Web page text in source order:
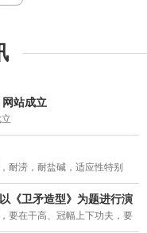
站成立
耐涝，耐盐碱，适应性特别
北的局限，结束了我国寒冷地
四季无常青的空白。
《卫矛造型》为题进行演
要在干高、冠幅上下功夫，要